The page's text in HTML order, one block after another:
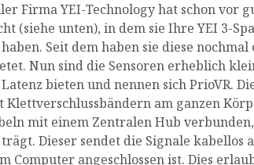
Firma YEI-Technology hat schon vor
(siehe unten), in dem sie Ihre YEI 3-
Seit dem haben sie diese
Nun sind die Sensoren erheblich
bieten und nennen sich PrioVR.
Klettverschlussbändern am ganzen
mit einem Zentralen Hub
Dieser sendet die Signale kabellos
Computer angeschlossen ist. Dies